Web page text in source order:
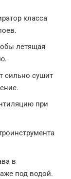
класса
летящая
сильно сушит
при
в
под водой.